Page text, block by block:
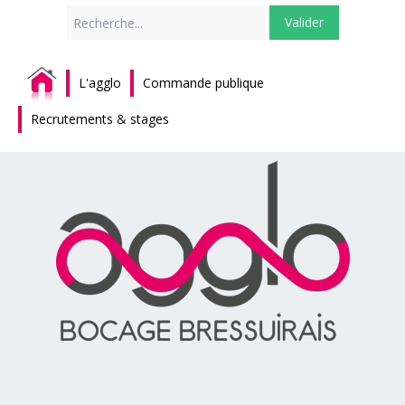
Valider
L'agglo Commande publique
Recrutements & stages